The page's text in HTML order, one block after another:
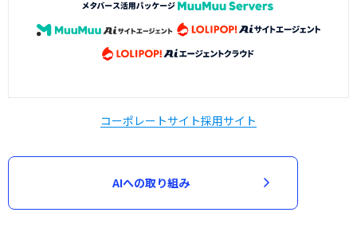
コーポレートサイト採用サイト
AIへの取り組み